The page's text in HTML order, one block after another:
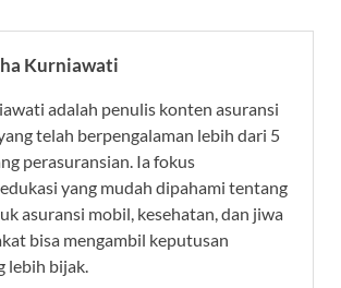
Kurniawati
adalah penulis konten asuransi
telah berpengalaman lebih dari 5
perasuransian. Ia fokus
yang mudah dipahami tentang
asuransi mobil, kesehatan, dan jiwa
bisa mengambil keputusan
lebih bijak.